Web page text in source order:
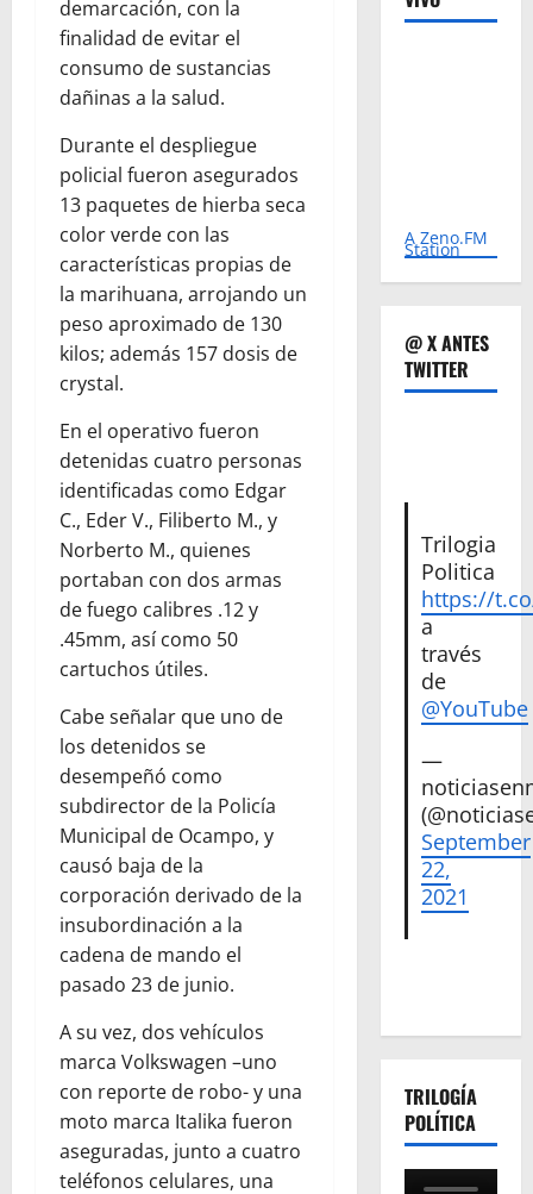
demarcación, con la
finalidad de evitar el
consumo de sustancias
dañinas a la salud.
Durante el despliegue
policial fueron asegurados
13 paquetes de hierba seca
color verde con las
características propias de
la marihuana, arrojando un
peso aproximado de 130
kilos; además 157 dosis de
crystal.
En el operativo fueron
detenidas cuatro personas
identificadas como Edgar
C., Eder V., Filiberto M., y
Norberto M., quienes
portaban con dos armas
de fuego calibres .12 y
.45mm, así como 50
cartuchos útiles.
Cabe señalar que uno de
los detenidos se
desempeñó como
subdirector de la Policía
Municipal de Ocampo, y
causó baja de la
corporación derivado de la
insubordinación a la
cadena de mando el
pasado 23 de junio.
A su vez, dos vehículos
marca Volkswagen –uno
con reporte de robo- y una
moto marca Italika fueron
aseguradas, junto a cuatro
teléfonos celulares, una
A Zeno.FM
Station
@ X ANTES
TWITTER
Trilogia
Politica
https://
a
través
de
@YouTube
—
September
22,
2021
TRILOGÍA
POLÍTICA